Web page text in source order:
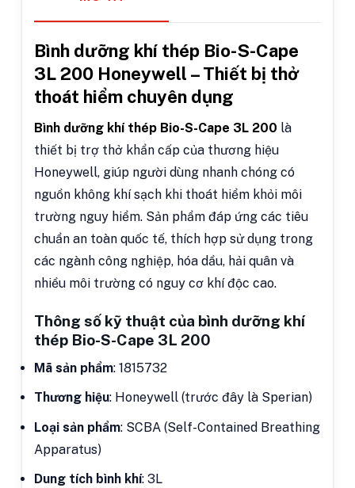
Bình dưỡng khí thép Bio-S-Cape
3L 200 Honeywell – Thiết bị thở
thoát hiểm chuyên dụng
Bình dưỡng khí thép Bio-S-Cape 3L 200 là
thiết bị trợ thở khẩn cấp của thương hiệu
Honeywell, giúp người dùng nhanh chóng có
nguồn không khí sạch khi thoát hiểm khỏi môi
trường nguy hiểm. Sản phẩm đáp ứng các tiêu
chuẩn an toàn quốc tế, thích hợp sử dụng trong
các ngành công nghiệp, hóa dầu, hải quân và
nhiều môi trường có nguy cơ khí độc cao.
Thông số kỹ thuật của bình dưỡng khí
thép Bio-S-Cape 3L 200
Mã sản phẩm: 1815732
Thương hiệu: Honeywell (trước đây là Sperian)
Loại sản phẩm: SCBA (Self-Contained Breathing
Apparatus)
Dung tích bình khí: 3L